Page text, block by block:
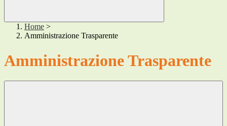
Home >
Amministrazione Trasparente
Amministrazione Trasparente